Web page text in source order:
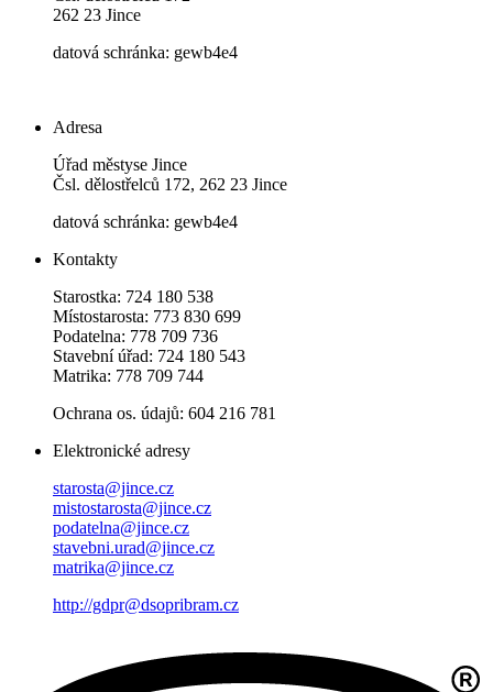
262 23 Jince
datová schránka: gewb4e4
Adresa
Úřad městyse Jince
Čsl. dělostřelců 172, 262 23 Jince
datová schránka: gewb4e4
Kontakty
Starostka: 724 180 538
Místostarosta: 773 830 699
Podatelna: 778 709 736
Stavební úřad: 724 180 543
Matrika: 778 709 744
Ochrana os. údajů: 604 216 781
Elektronické adresy
starosta@jince.cz
mistostarosta@jince.cz
podatelna@jince.cz
stavebni.urad@jince.cz
matrika@jince.cz
http://gdpr@dsopribram.cz